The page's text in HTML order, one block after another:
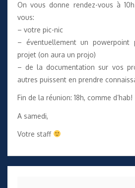
On vous donne rendez-vous à
vous:
– votre pic-nic
– éventuellement un powerpoint
projet (on aura un projo)
– de la documentation sur vos
autres puissent en prendre
Fin de la réunion: 18h, comme d’hab!
A samedi,
Votre staff